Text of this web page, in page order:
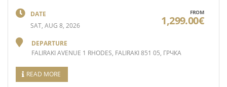
DATE
SAT, AUG 8, 2026
DEPARTURE
FALIRAKI AVENUE 1 RHODES, FALIRAKI 851 05, ГРЧКА
FROM
1,299.00€
READ MORE